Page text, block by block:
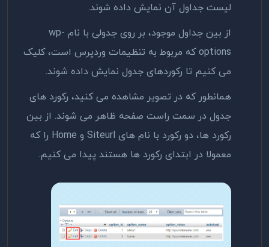
لیست جداول آن نمایش داده شوند.
از بین جداول موجود، بر روی جدولی با نام wp-
options که مربوط به تنظیمات وردپرس است، کلیک
می کنیم تا رکوردهای جدول نمایش داده شوند.
همانطور که در تصویر مشاهده می کنید، رکورد های
جدول در سمت راست صفحه ظاهر می شوند. از بین
رکورد ها، دو رکورد با نام های Siteurl و Home را که
معمولا در ابتدای رکورد ها هستند پیدا می کنیم.